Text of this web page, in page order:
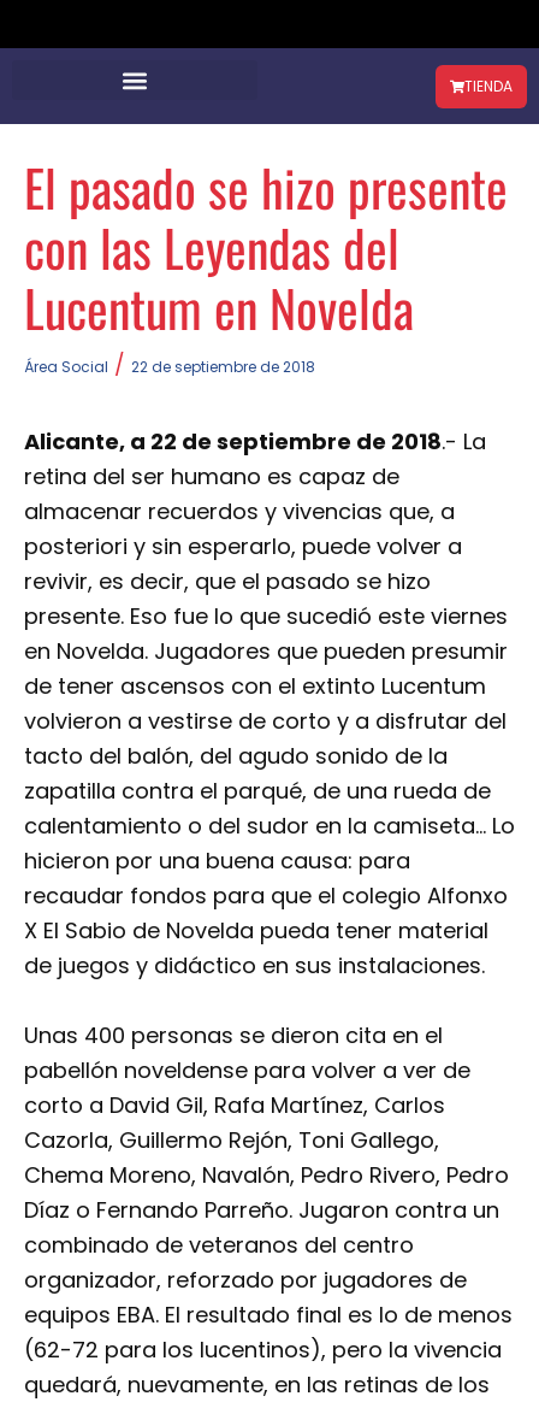
TIENDA
El pasado se hizo presente
con las Leyendas del
Lucentum en Novelda
Área Social / 22 de septiembre de 2018
Alicante, a 22 de septiembre de 2018.- La
retina del ser humano es capaz de
almacenar recuerdos y vivencias que, a
posteriori y sin esperarlo, puede volver a
revivir, es decir, que el pasado se hizo
presente. Eso fue lo que sucedió este viernes
en Novelda. Jugadores que pueden presumir
de tener ascensos con el extinto Lucentum
volvieron a vestirse de corto y a disfrutar del
tacto del balón, del agudo sonido de la
zapatilla contra el parqué, de una rueda de
calentamiento o del sudor en la camiseta… Lo
hicieron por una buena causa: para
recaudar fondos para que el colegio Alfonxo
X El Sabio de Novelda pueda tener material
de juegos y didáctico en sus instalaciones.
Unas 400 personas se dieron cita en el
pabellón noveldense para volver a ver de
corto a David Gil, Rafa Martínez, Carlos
Cazorla, Guillermo Rejón, Toni Gallego,
Chema Moreno, Navalón, Pedro Rivero, Pedro
Díaz o Fernando Parreño. Jugaron contra un
combinado de veteranos del centro
organizador, reforzado por jugadores de
equipos EBA. El resultado final es lo de menos
(62-72 para los lucentinos), pero la vivencia
quedará, nuevamente, en las retinas de los